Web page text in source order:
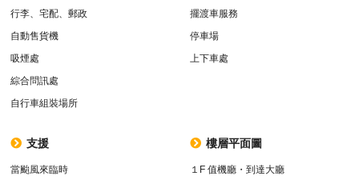
行李、宅配、郵政
自動售貨機
吸煙處
綜合問訊處
自行車組裝場所
擺渡車服務
停車場
上下車處
支援
當颱風來臨時
樓層平面圖
１F 值機廳・到達大廳